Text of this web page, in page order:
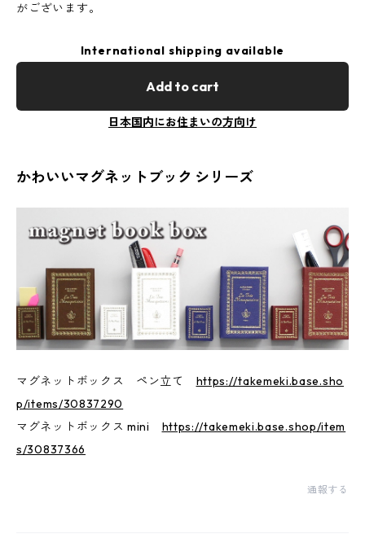
がございます。
International shipping available
Add to cart
日本国内にお住まいの方向け
かわいいマグネットブック シリーズ
マグネットボックス ペン立て https://takemeki.base.sho
p/items/30837290
マグネットボックス mini https://takemeki.base.shop/item
s/30837366
通報する